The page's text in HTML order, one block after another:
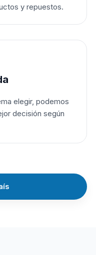
y repuestos.
elegir, podemos
decisión según